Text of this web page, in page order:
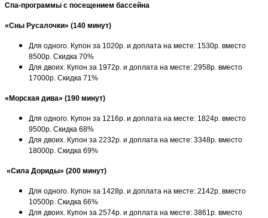
Спа-программы с посещением бассейна
«Сны Русалочки» (140 минут)
Для одного. Купон за 1020р. и доплата на месте: 1530р. вместо
8500р. Скидка 70%
Для двоих. Купон за 1972р. и доплата на месте: 2958р. вместо
17000р. Скидка 71%
«Морская дива» (190 минут)
Для одного. Купон за 1216р. и доплата на месте: 1824р. вместо
9500р. Скидка 68%
Для двоих. Купон за 2232р. и доплата на месте: 3348р. вместо
18000р. Скидка 69%
«Сила Дориды» (200 минут)
Для одного. Купон за 1428р. и доплата на месте: 2142р. вместо
10500р. Скидка 66%
Для двоих. Купон за 2574р. и доплата на месте: 3861р. вместо